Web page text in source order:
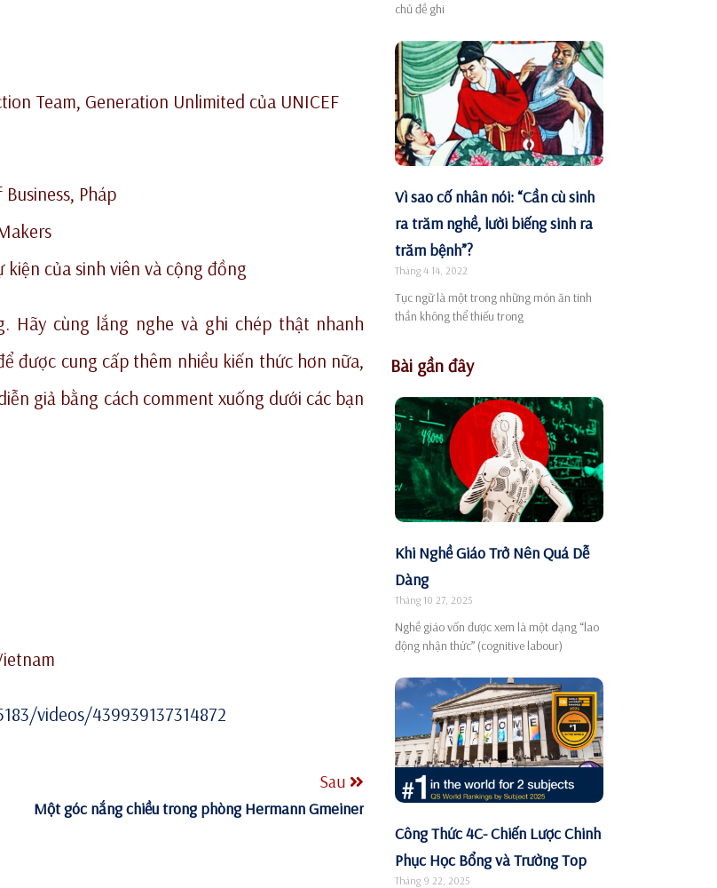
Team, Generation Unlimited của UNICEF
Pháp
của sinh viên và cộng đồng
Hãy cùng lắng nghe và ghi chép thật nhanh
được cung cấp thêm nhiều kiến thức hơn nữa,
giả bằng cách comment xuống dưới các bạn
videos/439939137314872
Sau
Một góc nắng chiều trong phòng Hermann Gmeiner
chủ đề ghi
Vì sao cố nhân nói: “Cần cù sinh
ra trăm nghề, lười biếng sinh ra
trăm bệnh”?
Tháng 4 14, 2022
Tục ngữ là một trong những món ăn tinh
thần không thể thiếu trong
Bài gần đây
Khi Nghề Giáo Trở Nên Quá Dễ
Dàng
Tháng 10 27, 2025
Nghề giáo vốn được xem là một dạng “lao
động nhận thức” (cognitive labour)
Công Thức 4C- Chiến Lược Chinh
Phục Học Bổng và Trường Top
Tháng 9 22, 2025